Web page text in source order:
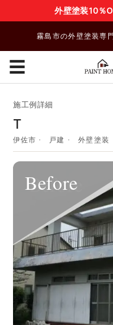
外壁塗装10％
霧島市の外壁塗装専
☰
施工例詳細
T
伊佐市 戸建 外壁塗装
Before